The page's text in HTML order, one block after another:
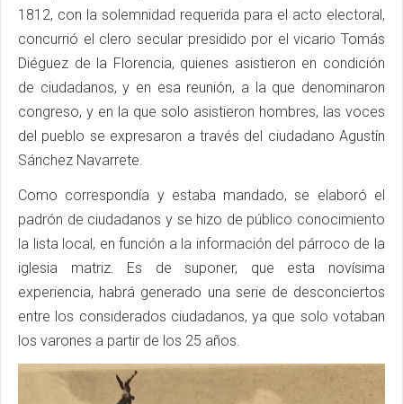
1812, con la solemnidad requerida para el acto electoral,
concurrió el clero secular presidido por el vicario Tomás
Diéguez de la Florencia, quienes asistieron en condición
de ciudadanos, y en esa reunión, a la que denominaron
congreso, y en la que solo asistieron hombres, las voces
del pueblo se expresaron a través del ciudadano Agustín
Sánchez Navarrete.
Como correspondía y estaba mandado, se elaboró el
padrón de ciudadanos y se hizo de público conocimiento
la lista local, en función a la información del párroco de la
iglesia matriz. Es de suponer, que esta novísima
experiencia, habrá generado una serie de desconciertos
entre los considerados ciudadanos, ya que solo votaban
los varones a partir de los 25 años.